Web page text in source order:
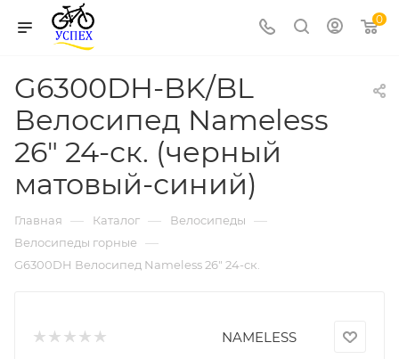
0
G6300DH-BK/BL
Велосипед Nameless
26" 24-ск. (черный
матовый-синий)
Главная — Каталог — Велосипеды —
Велосипеды горные —
G6300DH Велосипед Nameless 26" 24-ск.
NAMELESS